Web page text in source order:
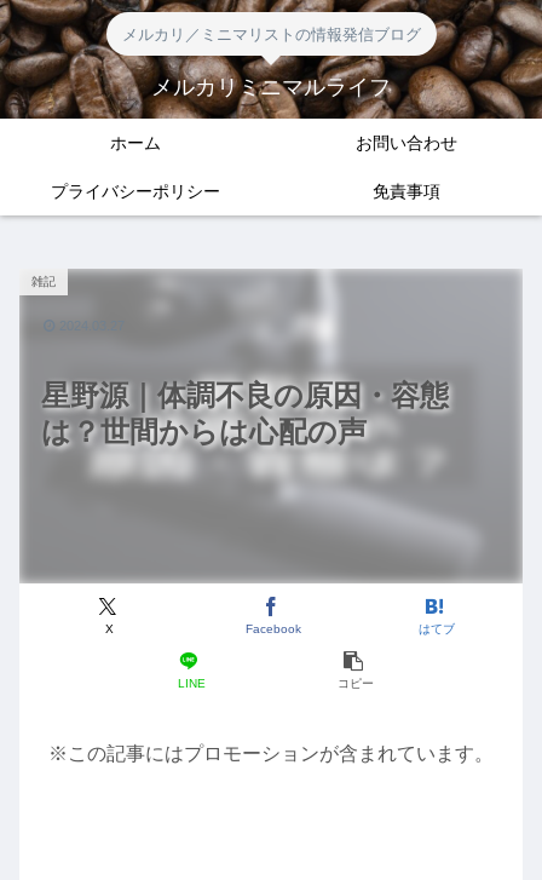
メルカリ／ミニマリストの情報発信ブログ
メルカリミニマルライフ
ホーム お問い合わせ
プライバシーポリシー 免責事項
星野源｜体調不良の原因・容態
は？世間からは心配の声
雑記
X Facebook はてブ
LINE コピー
2024.03.27
※この記事にはプロモーションが含まれています。